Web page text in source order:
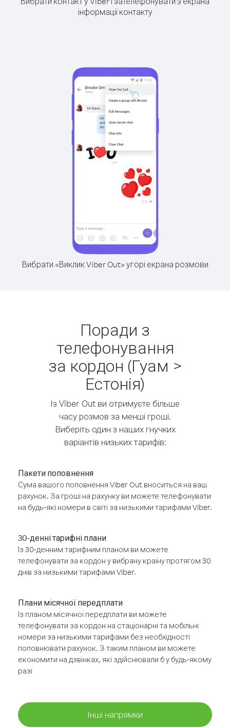
інформації контакту
Вибрати «Виклик Viber Out» угорі екрана розмови
Поради з
телефонування
за кордон (Гуам >
Естонія)
Із Viber Out ви отримуєте більше
часу розмов за менші гроші.
Виберіть один з наших гнучких
варіантів низьких тарифів:
Пакети поповнення
Сума вашого поповнення Viber Out вноситься на ваш
рахунок. За гроші на рахунку ви можете телефонувати
на будь-які номери в світі за низькими тарифами Viber.
30-денні тарифні плани
Із 30-денним тарифним планом ви можете
телефонувати за кордон у вибрану країну протягом 30
днів за низькими тарифами Viber.
Плани місячної передплати
Із планом місячної передплати ви можете
телефонувати за кордон на стаціонарні та мобільні
номери за низькими тарифами без необхідності
поповнювати рахунок. З таким планом ви можете
економити на дзвінках, які здійснювали б у будь-якому
разі
Інші напрямки